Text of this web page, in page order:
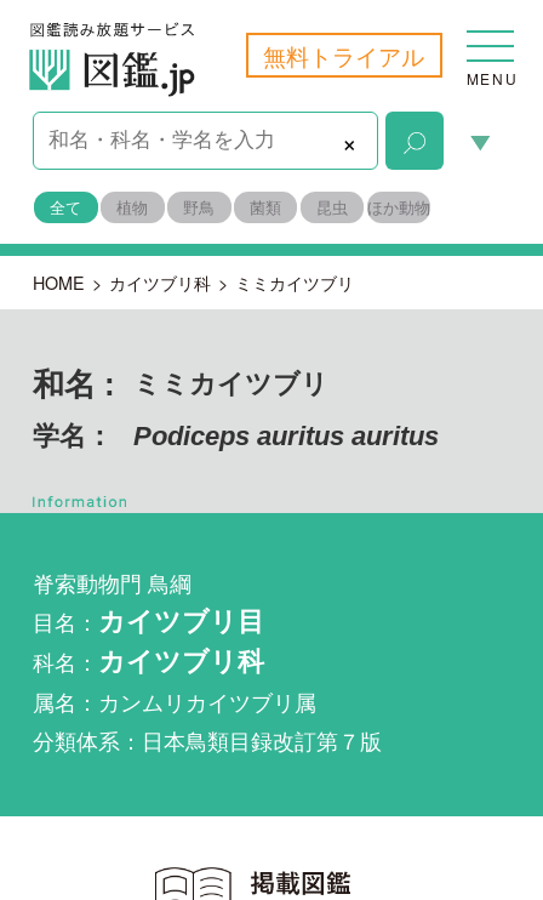
無料トライアル
MENU
×
全て 植物 野鳥 菌類 昆虫 ほか動物
学名： Podiceps auritus auritus
目名：カイツブリ目
属名：カンムリカイツブリ属
分類体系：日本鳥類目録改訂第７版
類ほか51冊の生物図鑑を使